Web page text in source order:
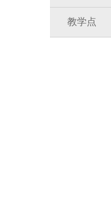
教学点